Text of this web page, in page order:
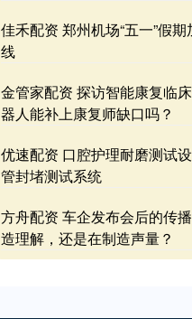
佳禾配资 郑州机场“五一”假
线
金管家配资 探访智能康复临
器人能补上康复师缺口吗？
优速配资 口腔护理耐磨测试
管封堵测试系统
方舟配资 车企发布会后的传
造理解，还是在制造声量？